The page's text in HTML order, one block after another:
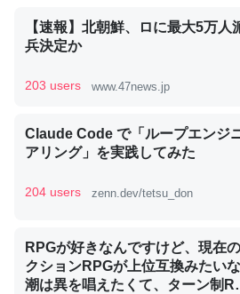
くらい。小説でいう「ずっと前の伏
ど、短期記憶というには多い分量。
コオロギのカルシウム分はエビの
─ニュース :: 【研究発表】昆虫学の大問題
いのか」に関する新仮説
【速報】北朝鮮、ロに最大5万人
兵決定か
203 users www.47news.jp
Claude Code で「ループエンジ
アリング」を実践してみた
204 users zenn.dev/tetsu_don
RPGが好きなんですけど、現在
クションRPGが上位互換みたい
潮は異を唱えたくて、ターン制